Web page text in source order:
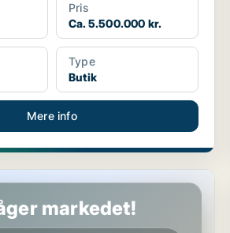
Pris
Ca. 5.500.000 kr.
Type
Butik
Mere info
i Lynge
markedet!